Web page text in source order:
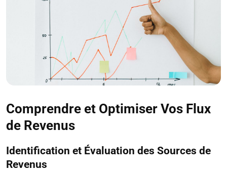
Comprendre et Optimiser Vos Flux
de Revenus
Identification et Évaluation des Sources de
Revenus